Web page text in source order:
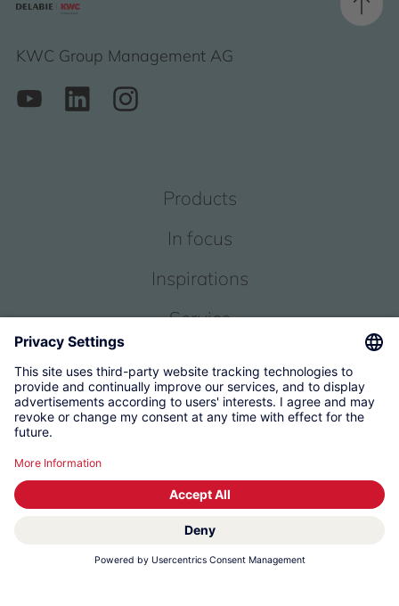
KWC Group Management AG
Products
In focus
Inspirations
Service
Terms and Conditions Imprint
Governance